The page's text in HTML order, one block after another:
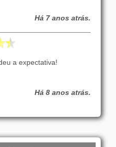
Há 7 anos atrás.
a expectativa!
Há 8 anos atrás.